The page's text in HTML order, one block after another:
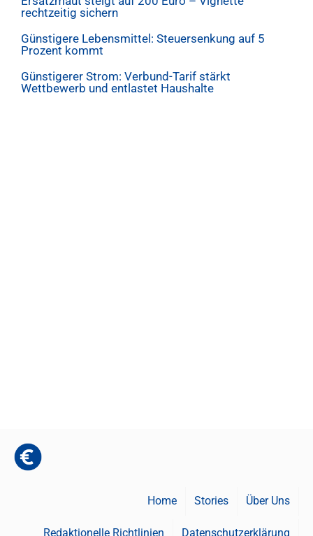
rechtzeitig sichern
Günstigere Lebensmittel: Steuersenkung auf 5
Prozent kommt
Günstigerer Strom: Verbund-Tarif stärkt
Wettbewerb und entlastet Haushalte
Home Stories Über Uns
Redaktionelle Richtlinien Datenschutzerklärung